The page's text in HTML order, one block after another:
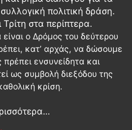
πολιτική δράση.
στα περίπτερα.
ο Δρόμος του δεύτερου
κατ’ αρχάς, να δώσουμε
ενσυνείδητα και
ως συμβολή διεξόδου της
κρίση.